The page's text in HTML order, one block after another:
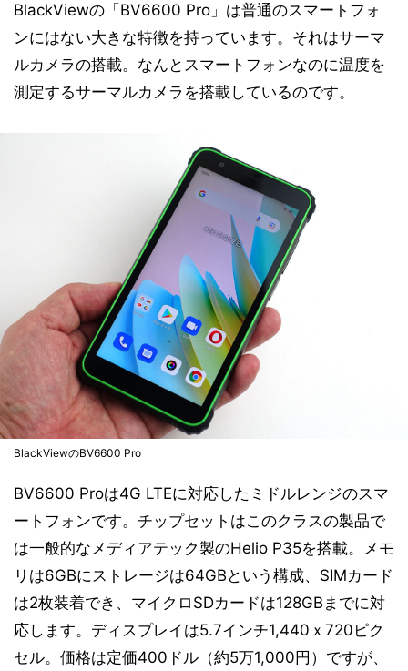
BlackViewの「BV6600 Pro」は普通のスマートフォ
ンにはない大きな特徴を持っています。それはサーマ
ルカメラの搭載。なんとスマートフォンなのに温度を
測定するサーマルカメラを搭載しているのです。
BlackViewのBV6600 Pro
BV6600 Proは4G LTEに対応したミドルレンジのスマ
ートフォンです。チップセットはこのクラスの製品で
は一般的なメディアテック製のHelio P35を搭載。メモ
リは6GBにストレージは64GBという構成、SIMカード
は2枚装着でき、マイクロSDカードは128GBまでに対
応します。ディスプレイは5.7インチ1,440ｘ720ピク
セル。価格は定価400ドル（約5万1,000円）ですが、